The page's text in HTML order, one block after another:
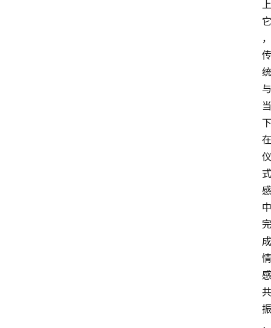
上
它
，
传
统
与
当
下
在
仪
式
感
中
完
成
情
感
共
振
，